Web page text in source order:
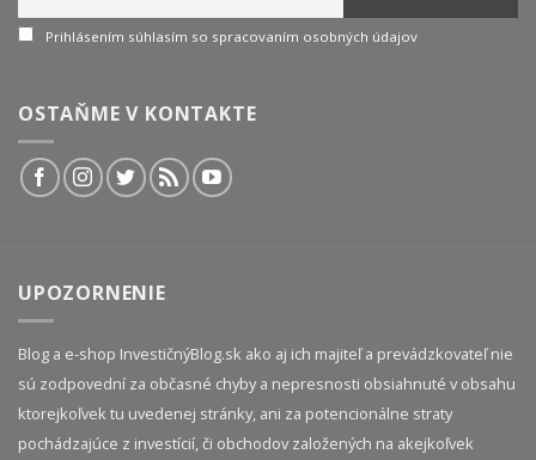
Prihlásením súhlasím so spracovaním osobných údajov
OSTAŇME V KONTAKTE
UPOZORNENIE
Blog a e-shop InvestičnýBlog.sk ako aj ich majiteľ a prevádzkovateľ nie
sú zodpovední za občasné chyby a nepresnosti obsiahnuté v obsahu
ktorejkoľvek tu uvedenej stránky, ani za potencionálne straty
pochádzajúce z investícií, či obchodov založených na akejkoľvek